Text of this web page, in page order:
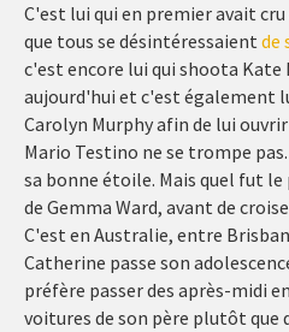
C'est lui qui en premier avait
que tous se désintéressaient de
c'est encore lui qui shoota
aujourd'hui et c'est également
Carolyn Murphy afin de lui
Mario Testino ne se trompe
sa bonne étoile. Mais quel fut
de Gemma Ward, avant de
C'est en Australie, entre
Catherine passe son
préfère passer des après-midi
voitures de son père plutôt que